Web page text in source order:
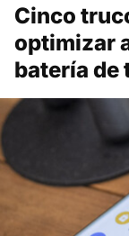
Cinco
optimizar
batería de